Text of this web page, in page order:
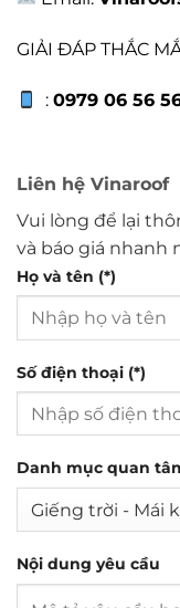
GIẢI ĐÁP THẮC
:0979 06 56
Liên hệ Vinaroof
Vui lòng để lại
và báo giá nhanh
Họ và tên (*)
Số điện thoại (*)
Danh mục quan
Nội dung yêu cầu